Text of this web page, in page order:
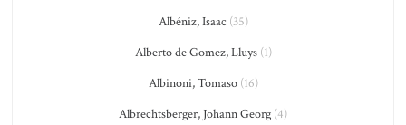
Albéniz, Isaac (35)
Alberto de Gomez, Lluys(1)
Albinoni, Tomaso(16)
Albrechtsberger, Johann Georg (4)